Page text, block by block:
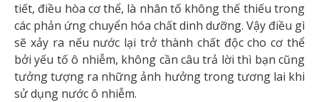
tiết, điều hòa cơ thể, là nhân tố không thế thiếu trong
các phản ứng chuyển hóa chất dinh dưỡng. Vậy điều gì
sẽ xảy ra nếu nước lại trở thành chất độc cho cơ thể
bởi yếu tố ô nhiễm, không cần câu trả lời thì bạn cũng
tưởng tượng ra những ảnh hưởng trong tương lai khi
sử dụng nước ô nhiễm.